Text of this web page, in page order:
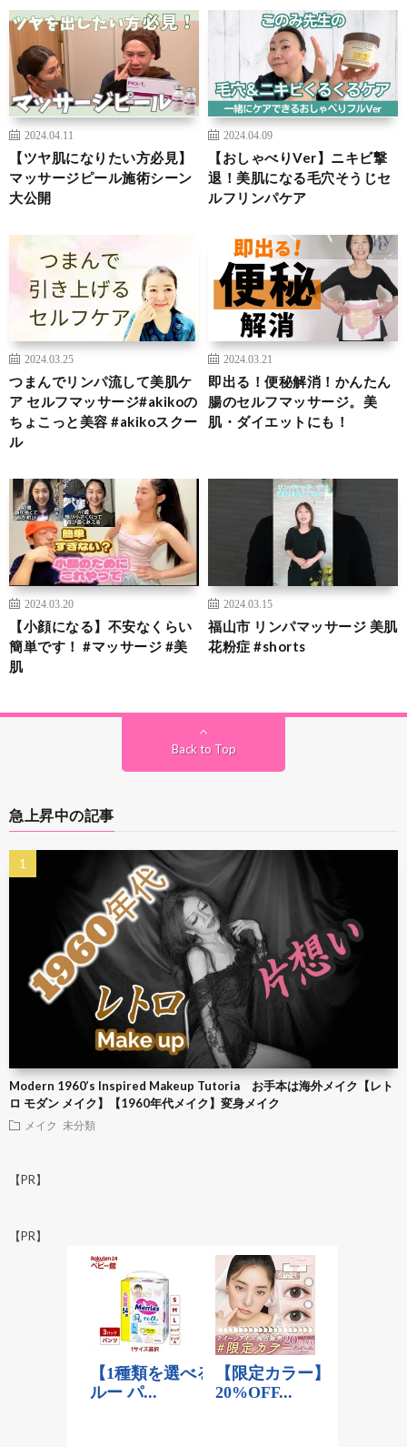
2024.04.11
【ツヤ肌になりたい方必見】
マッサージピール施術シーン
大公開
2024.04.09
【おしゃべりVer】ニキビ撃
退！美肌になる毛穴そうじセ
ルフリンパケア
2024.03.25
つまんでリンパ流して美肌ケ
ア セルフマッサージ#akikoの
ちょこっと美容 #akikoスクー
ル
2024.03.21
即出る！便秘解消！かんたん
腸のセルフマッサージ。美
肌・ダイエットにも！
2024.03.20
【小顔になる】不安なくらい
簡単です！ #マッサージ #美
肌
2024.03.15
福山市 リンパマッサージ 美肌
花粉症 #shorts
Back to Top
急上昇中の記事
Modern 1960’s Inspired Makeup Tutoria お手本は海外メイク【レト
ロ モダン メイク】【1960年代メイク】変身メイク
メイク 未分類
【PR】
【PR】